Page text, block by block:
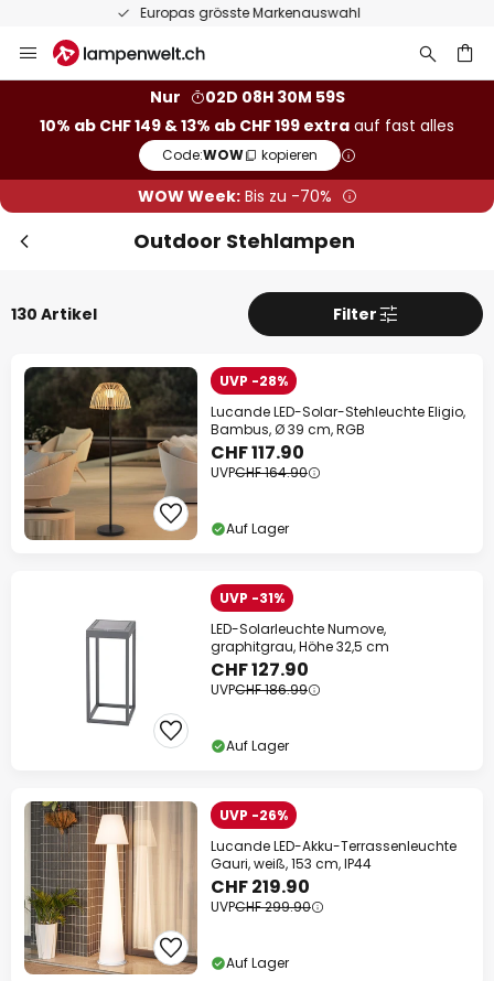
50 Tage kostenlose Retoure
Inhalt
Nur
02D 08H 30M 57S
10% ab CHF 149 & 13% ab CHF 199 extra auf fast alles
Code:WOW kopieren
WOW Week:Bis zu -70%
Outdoor Stehlampen
130 Artikel Filter
UVP -28%
Lucande LED-Solar-Stehleuchte Eligio,
Bambus, Ø 39 cm, RGB
CHF 117.90
UVPCHF 164.90
Auf Lager
UVP -31%
LED-Solarleuchte Numove,
graphitgrau, Höhe 32,5 cm
CHF 127.90
UVPCHF 186.99
Auf Lager
UVP -26%
Lucande LED-Akku-Terrassenleuchte
Gauri, weiß, 153 cm, IP44
CHF 219.90
UVPCHF 299.90
Auf Lager
Extra Rabatt
10% Rabattab CHF 149
13% Rabattab CHF 199
auf fast alles*
Ihr Code:WOW kopieren
Jetzt einlösen